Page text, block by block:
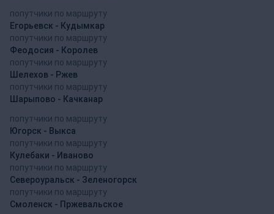
попутчики по маршруту
Егорьевск - Кудымкар
попутчики по маршруту
Феодосия - Королев
попутчики по маршруту
Шелехов - Ржев
попутчики по маршруту
Шарыпово - Качканар
попутчики по маршруту
Югорск - Выкса
попутчики по маршруту
Кулебаки - Иваново
попутчики по маршруту
Североуральск - Зеленогорск
попутчики по маршруту
Смоленск - Пржевальское